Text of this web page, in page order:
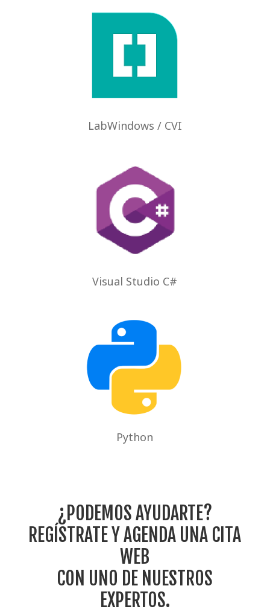
LabWindows / CVI
Visual Studio C#
Python
¿PODEMOS AYUDARTE?
REGÍSTRATE Y AGENDA UNA CITA
WEB
CON UNO DE NUESTROS
EXPERTOS.